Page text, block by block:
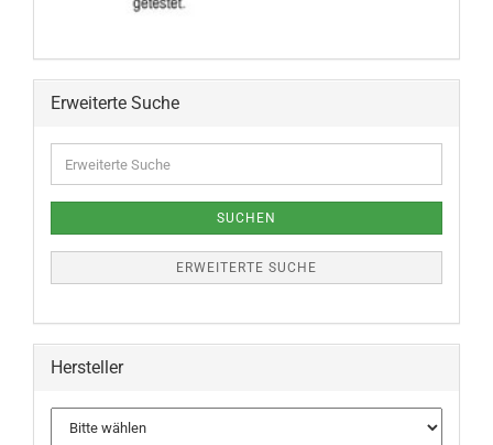
Erweiterte Suche
SUCHEN
ERWEITERTE SUCHE
Hersteller